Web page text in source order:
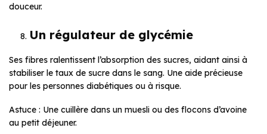
douceur.
Un régulateur de glycémie
Ses fibres ralentissent l’absorption des sucres, aidant ainsi à
stabiliser le taux de sucre dans le sang. Une aide précieuse
pour les personnes diabétiques ou à risque.
Astuce : Une cuillère dans un muesli ou des flocons d’avoine
au petit déjeuner.